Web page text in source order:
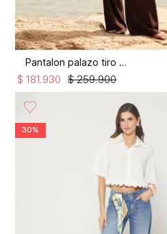
Pantalon palazo tiro alto
$ 259.900
$ 181.930
30%